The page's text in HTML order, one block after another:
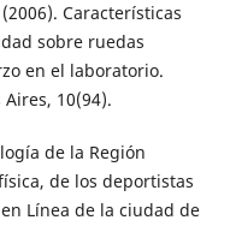
(2006). Características
sobre ruedas
en el laboratorio.
10(94).
de la Región
de los deportistas
Línea de la ciudad de